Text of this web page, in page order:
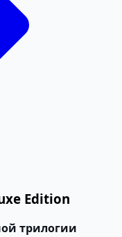
Edition
трилогии